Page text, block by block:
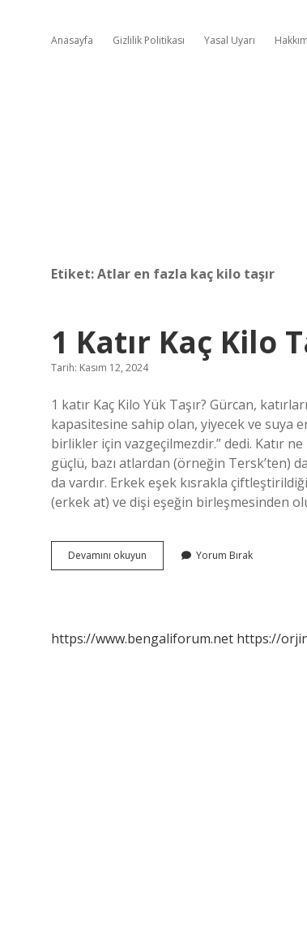
Anasayfa Gizlilik Politikası Yasal Uyarı
Etiket:Atlar en fazla kaç kilo taşır
1 Katır Kaç Kilo
Tarih: Kasım 12, 2024
1 katır Kaç Kilo Yük Taşır? Gürcan,
kapasitesine sahip olan, yiyecek ve suya
birlikler için vazgeçilmezdir.” dedi. Katır
güçlü, bazı atlardan (örneğin Tersk’ten)
da vardır. Erkek eşek kısrakla
(erkek at) ve dişi eşeğin birleşmesinden
Devamını okuyun
Katır
Yorum Bırak
https://www.bengaliforum.net https://